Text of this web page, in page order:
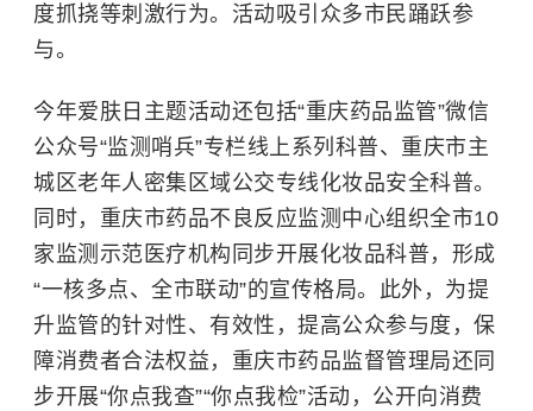
度抓挠等刺激行为。活动吸引众多市民踊跃参
与。
今年爱肤日主题活动还包括“重庆药品监管”微信
公众号“监测哨兵”专栏线上系列科普、重庆市主
城区老年人密集区域公交专线化妆品安全科普。
同时，重庆市药品不良反应监测中心组织全市10
家监测示范医疗机构同步开展化妆品科普，形成
“一核多点、全市联动”的宣传格局。此外，为提
升监管的针对性、有效性，提高公众参与度，保
障消费者合法权益，重庆市药品监督管理局还同
步开展“你点我查”“你点我检”活动，公开向消费